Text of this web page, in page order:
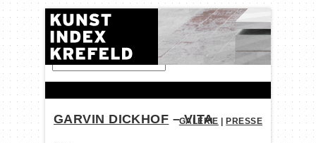
FINDEN:
GARVIN DICKHOF – VITA
GALERIE PRESSE